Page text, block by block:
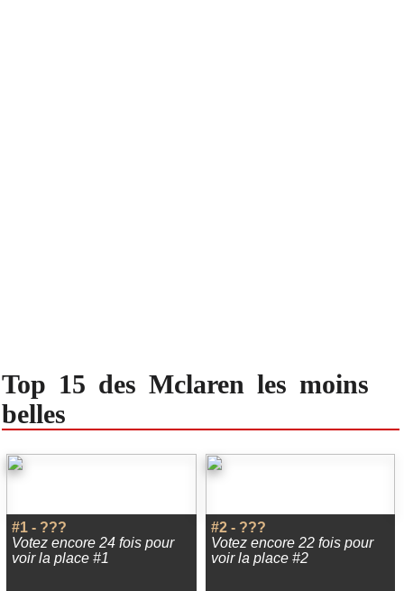
Top 15 des Mclaren les moins
belles
#1 - ???
Votez encore 24 fois pour
voir la place #1
#2 - ???
Votez encore 22 fois pour
voir la place #2